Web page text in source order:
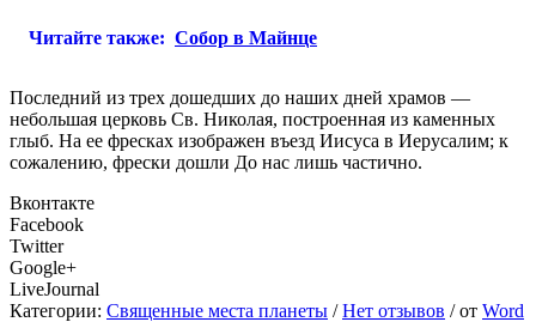
Читайте также: Собор в Майнце
Последний из трех дошедших до наших дней храмов —
небольшая церковь Св. Николая, построенная из каменных
глыб. На ее фресках изображен въезд Иисуса в Иерусалим; к
сожалению, фрески дошли До нас лишь частично.
Вконтакте
Facebook
Twitter
Google+
LiveJournal
Категории: Священные места планеты / Нет отзывов /от Word